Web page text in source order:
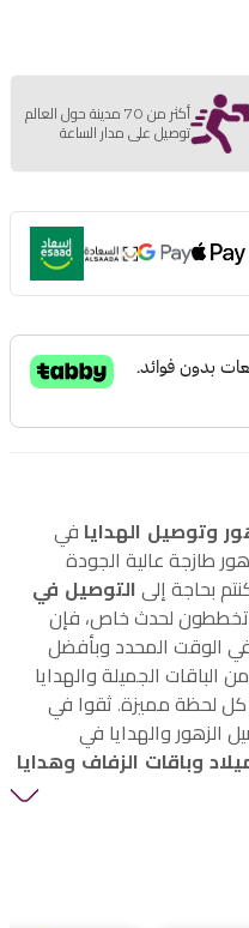
أكثر من 70 مدينة حول العالم
توصيل على مدار الساعة
وتوصيل الهدايا في
طازجة عالية الجودة
بحاجة إلى التوصيل في
تخططون لحدث خاص، فإن
الوقت المحدد وبأفضل
الجميلة والهدايا
كل لحظة مميزة. ثقوا في
الزهور والهدايا في
وباقات الزفاف وهدايا